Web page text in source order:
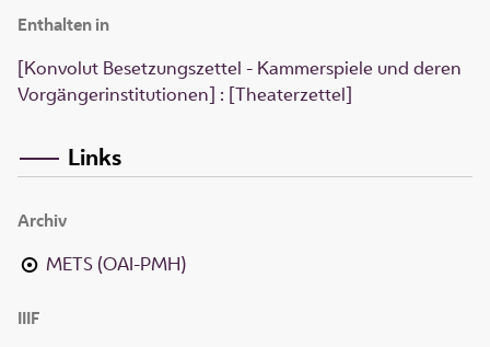
Enthalten in
[Konvolut Besetzungszettel - Kammerspiele und deren
Vorgängerinstitutionen] : [Theaterzettel]
Links
Archiv
METS (OAI-PMH)
IIIF